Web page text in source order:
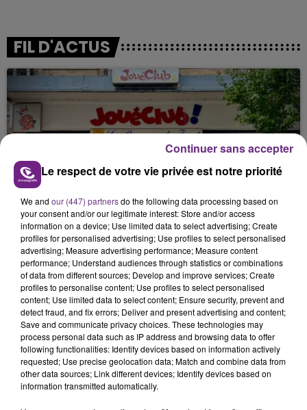
FIL D'ACTUS
LE MAGASIN JOUÉCLUB DE REIMS FERME
SES PORTES
C'était l'une des institutions du centre-ville
rémois. Le magasin JouéClub est contraint de
fermer ses portes.
UNE JEUNE AUTOMOBILISTE GRIÈVEMENT
BLESSÉE
Le respect de votre vie privée est notre priorité
We and our (447) partnersdo the following data processing based on
your consent and/or our legitimate interest: Store and/or access
information on a device; Use limited data to select advertising; Create
profiles for personalised advertising; Use profiles to select personalised
advertising; Measure advertising performance; Measure content
performance; Understand audiences through statistics or combinations
of data from different sources; Develop and improve services; Create
profiles to personalise content; Use profiles to select personalised
content; Use limited data to select content; Ensure security, prevent and
detect fraud, and fix errors; Deliver and present advertising and content;
Save and communicate privacy choices. These technologies may
process personal data such as IP address and browsing data to offer
following functionalities: Identify devices based on information actively
requested; Use precise geolocation data; Match and combine data from
other data sources; Link different devices; Identify devices based on
information transmitted automatically.
Continuer sans accepter